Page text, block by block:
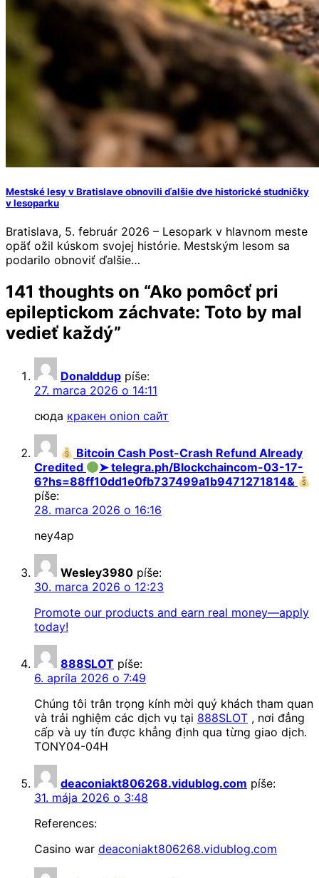
Mestské lesy v Bratislave obnovili ďalšie dve historické studničky
v lesoparku
Bratislava, 5. február 2026 – Lesopark v hlavnom meste
opäť ožil kúskom svojej histórie. Mestským lesom sa
podarilo obnoviť ďalšie…
141 thoughts on “Ako pomôcť pri
epileptickom záchvate: Toto by mal
vedieť každý”
Donalddup píše:
27. marca 2026 o 14:11
сюда кракен onion сайт
Bitcoin Cash Post-Crash Refund Already
Credited
➤ telegra.ph/Blockchaincom-03-17-
6?hs=88ff10dd1e0fb737499a1b9471271814&
píše:
28. marca 2026 o 16:16
ney4ap
Wesley3980 píše:
30. marca 2026 o 12:23
Promote our products and earn real money—apply
today!
888SLOT píše:
6. apríla 2026 o 7:49
Chúng tôi trân trọng kính mời quý khách tham quan
và trải nghiệm các dịch vụ tại 888SLOT , nơi đẳng
cấp và uy tín được khẳng định qua từng giao dịch.
TONY04-04H
deaconiakt806268.vidublog.com píše:
31. mája 2026 o 3:48
References:
Casino war deaconiakt806268.vidublog.com